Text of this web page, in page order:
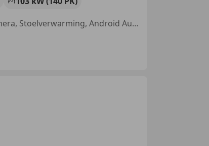
Sportstoelen, LED verlichting, Getinte ramen, Alarm, Parkeerhulp met camera, Stoelverwarming, Android Auto, Geheel digitaal combi-instrument